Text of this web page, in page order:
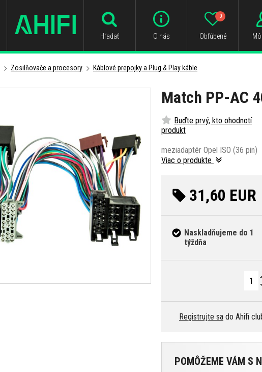
Hľadať O nás Obľúbené
0
Zosilňovače a procesory Káblové prepojky a Plug & Play káble
Match PP-AC
Buďte prvý, kto ohodnotí
produkt
meziadaptér Opel ISO (36 pin)
Viac o produkte
31,60 EUR
Naskladňujeme do 1
týždňa
Registrujte sa do Ahifi
POMÔŽEME VÁM S